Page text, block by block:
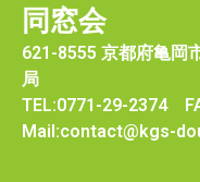
同窓会
621-8555 京都府亀岡
局
TEL:0771-29-2374
Mail:contact@kgs-